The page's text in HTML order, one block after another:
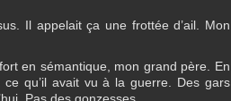
Il appelait ça une frottée d’ail. Mon
en sémantique, mon grand père. En
qu’il avait vu à la guerre. Des gars